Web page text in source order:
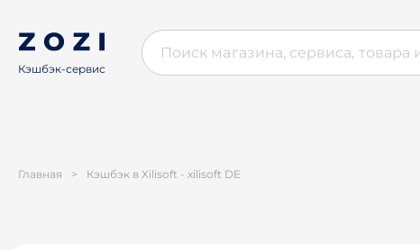
Кэшбэк-сервис
Главная > Кэшбэк в Xilisoft - xilisoft DE